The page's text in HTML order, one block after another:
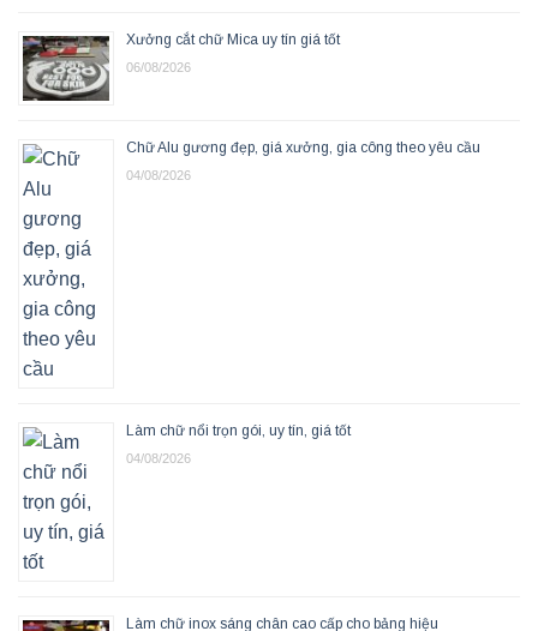
Xưởng cắt chữ Mica uy tín giá tốt
06/08/2026
Chữ Alu gương đẹp, giá xưởng, gia công theo yêu cầu
04/08/2026
Làm chữ nổi trọn gói, uy tín, giá tốt
04/08/2026
Làm chữ inox sáng chân cao cấp cho bảng hiệu